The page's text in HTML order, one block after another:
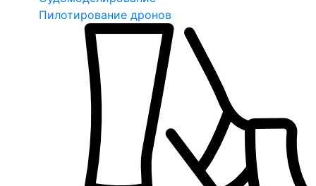
Пилотирование дронов